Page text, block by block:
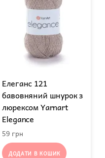
Елеганс 121
бавовняний шнурок з
люрексом Yarnart
Elegance
59 грн
ДОДАТИ В КОШИК